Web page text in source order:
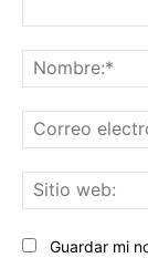
Guardar mi